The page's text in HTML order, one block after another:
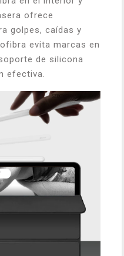
ofrece
golpes, caídas y
evita marcas en
de silicona
efectiva.